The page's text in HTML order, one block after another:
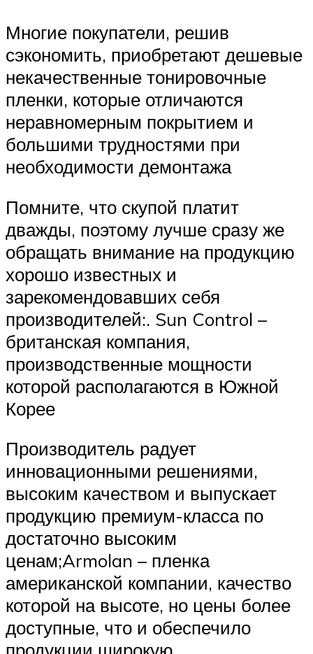
Многие покупатели, решив
сэкономить, приобретают дешевые
некачественные тонировочные
пленки, которые отличаются
неравномерным покрытием и
большими трудностями при
необходимости демонтажа
Помните, что скупой платит
дважды, поэтому лучше сразу же
обращать внимание на продукцию
хорошо известных и
зарекомендовавших себя
производителей:. Sun Control –
британская компания,
производственные мощности
которой располагаются в Южной
Корее
Производитель радует
инновационными решениями,
высоким качеством и выпускает
продукцию премиум-класса по
достаточно высоким
ценам;Armolan – пленка
американской компании, качество
которой на высоте, но цены более
доступные, что и обеспечило